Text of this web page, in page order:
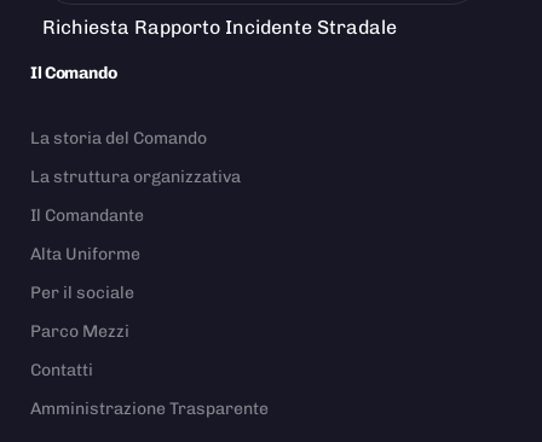
Richiesta Rapporto Incidente Stradale
Il Comando
La storia del Comando
La struttura organizzativa
Il Comandante
Alta Uniforme
Per il sociale
Parco Mezzi
Contatti
Amministrazione Trasparente